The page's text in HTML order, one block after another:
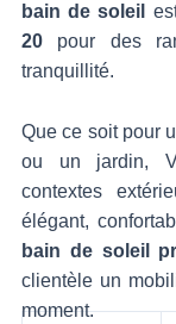
bain de soleil
20 pour des
tranquillité.
Que ce soit pour
ou un jardin,
contextes
élégant,
bain de soleil
clientèle un
moment.